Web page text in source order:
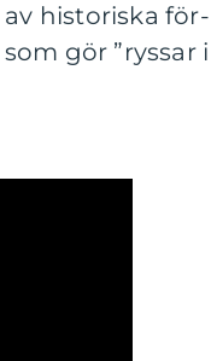
historiska för-
gör ”ryssar i